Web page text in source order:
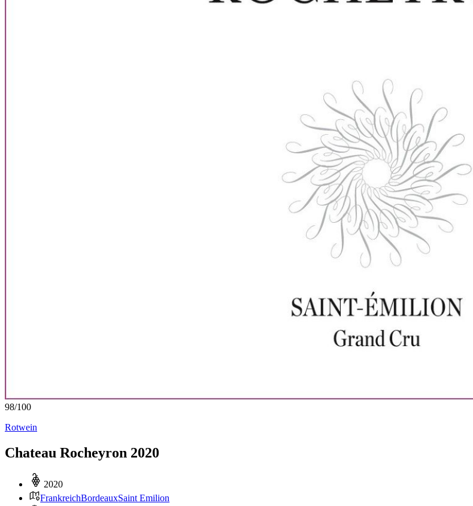
98/100
Rotwein
Chateau Rocheyron 2020
2020
FrankreichBordeauxSaint Emilion